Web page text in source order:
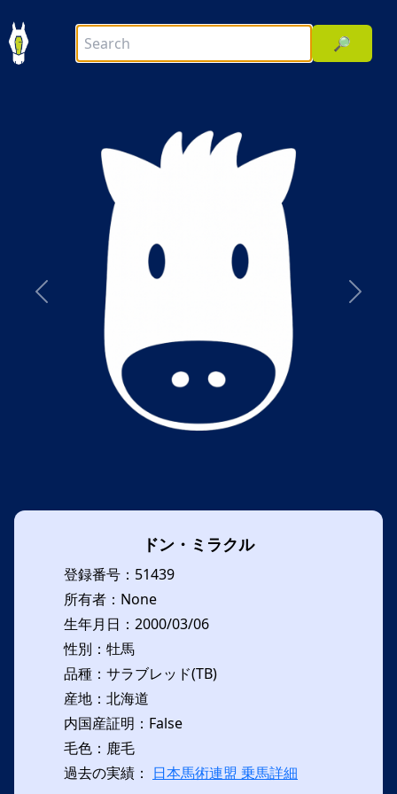
🔎
前へ 次へ
ドン・ミラクル
登録番号：51439
所有者：None
生年月日：2000/03/06
性別：牡馬
品種：サラブレッド(TB)
産地：北海道
内国産証明：False
毛色：鹿毛
過去の実績： 日本馬術連盟 乗馬詳細